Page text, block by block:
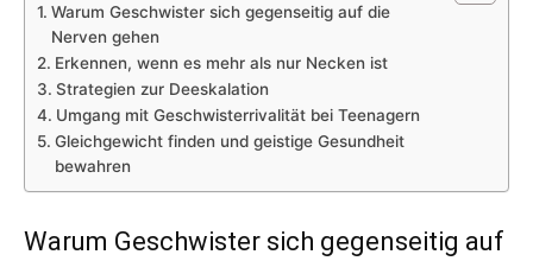
Warum Geschwister sich gegenseitig auf die
Nerven gehen
Erkennen, wenn es mehr als nur Necken ist
Strategien zur Deeskalation
Umgang mit Geschwisterrivalität bei Teenagern
Gleichgewicht finden und geistige Gesundheit
bewahren
Warum Geschwister sich gegenseitig auf